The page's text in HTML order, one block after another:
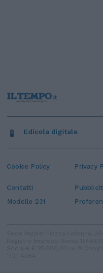
Cookie Policy Privacy
Contatti
Modello 231
Edicola digitale